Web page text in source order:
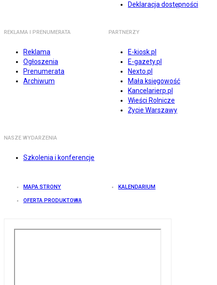
Deklaracja dostępności
REKLAMA I PRENUMERATA
Reklama
Ogłoszenia
Prenumerata
Archiwum
PARTNERZY
E-kiosk.pl
E-gazety.pl
Nexto.pl
Mała księgowość
Kancelarierp.pl
Wieści Rolnicze
Życie Warszawy
NASZE WYDARZENIA
Szkolenia i konferencje
MAPA STRONY KALENDARIUM
OFERTA PRODUKTOWA